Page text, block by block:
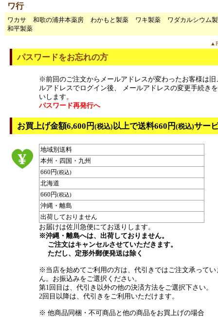
ワ行
ワカサ 和歌の浦井本薬房 わかもと製薬 ワキ製薬
ワダカルシウム
和平製薬
パスワードをお忘れの方
※前回のご注文からメールアドレスが変わったお客様は旧
ルアドレスでログイン後、 メールアドレスの変更手続き
いします。
パスワード再発行へ
お買上げ金額6,600円(税込)以上で送料660円(税込)サー
地域別送料
本州・四国・九州
660円(税込)
北海道
660円(税込)
沖縄・離島
出荷しておりません
お届けは佐川急便にてお送りします。
※沖縄・離島へは、出荷しておりません。
ご注文はキャンセルさせていただきます。
ただし、定形外郵便発送は除く
※当店を始めてご利用の方は、代引きではご注文承ってい
ん。お振込みをご選択ください。
第1回目は、代引き以外の他の決済方法をご選択下さい。
2回目以降は、代引きをご利用いただけます。
※ 他商品同梱・不可商品と他の商品をお買上げの場合